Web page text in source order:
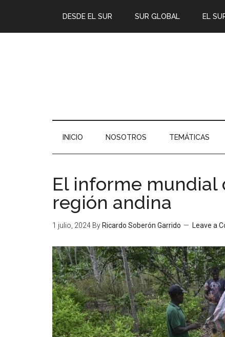
DESDE EL SUR SUR GLOBAL EL
INICIO NOSOTROS TEMÁTICAS
El informe mundial
región andina
1 julio, 2024 By Ricardo Soberón Garrido Leave a